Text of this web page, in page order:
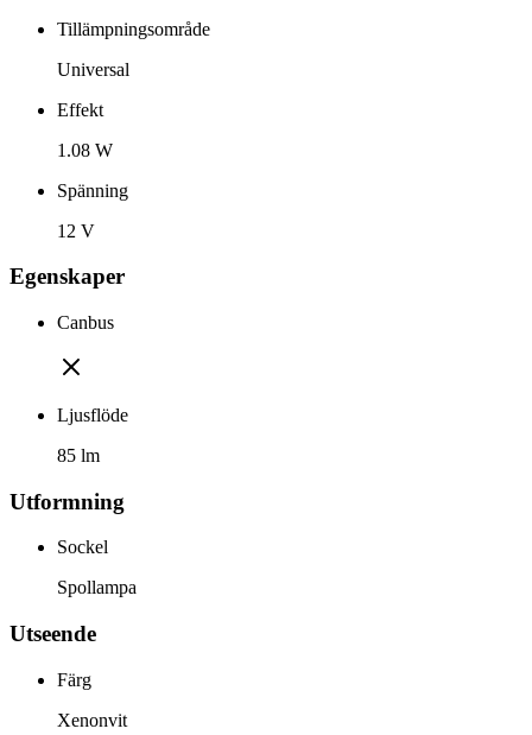
Tillämpningsområde
Universal
Effekt
1.08 W
Spänning
12 V
Egenskaper
Canbus
Ljusflöde
85 lm
Utformning
Sockel
Spollampa
Utseende
Färg
Xenonvit